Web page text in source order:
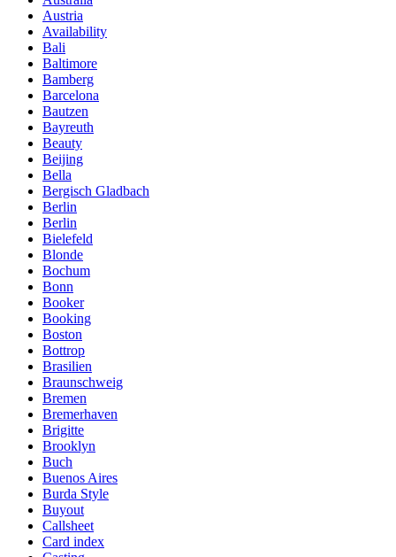
Austria
Availability
Bali
Baltimore
Bamberg
Barcelona
Bautzen
Bayreuth
Beauty
Beijing
Bella
Bergisch Gladbach
Berlin
Berlin
Bielefeld
Blonde
Bochum
Bonn
Booker
Booking
Boston
Bottrop
Brasilien
Braunschweig
Bremen
Bremerhaven
Brigitte
Brooklyn
Buch
Buenos Aires
Burda Style
Buyout
Callsheet
Card index